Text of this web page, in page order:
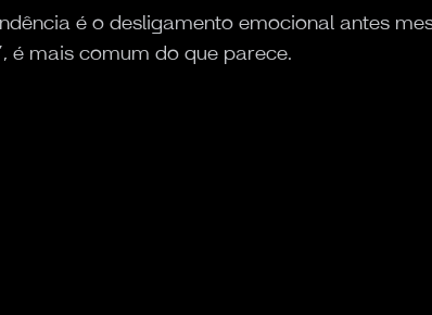
é o desligamento emocional antes
é mais comum do que parece.